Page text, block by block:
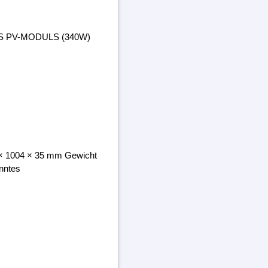
PV-MODULS (340W)
1004 × 35 mm Gewicht